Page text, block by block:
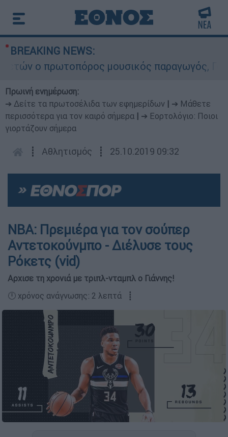
BREAKING NEWS:
ο πρωτοπόρος μουσικός παραγωγός,
Πρωινή ενημέρωση:
➔ Δείτε τα πρωτοσέλιδα των εφημερίδων
➔ Μάθετε
περισσότερα για τον καιρό σήμερα
➔ Εορτολόγιο: Ποιοι
γιορτάζουν σήμερα
┋ Αθλητισμός ┋ 25.10.2019 09:32
ΝΒΑ: Πρεμιέρα για τον σούπερ
Αντετοκούνμπο - Διέλυσε τους
Ρόκετς (vid)
Αρχισε τη χρονιά με τριπλ-νταμπλ ο Γιάννης!
🕛 χρόνος ανάγνωσης: 2 λεπτά ┋